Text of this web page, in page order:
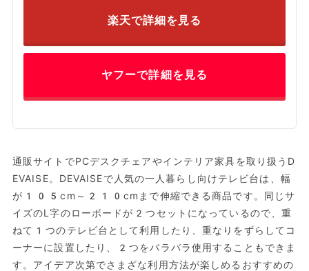
楽天で詳細を見る
ヤフーで詳細を見る
通販サイトでPCデスクチェアやインテリア家具を取り扱うD
EVAISE。DEVAISEで人気の一人暮らし向けテレビ台は、幅
が105cm～210cmまで伸縮できる商品です。同じサ
イズのL字のローボードが2つセットになっているので、重
ねて1つのテレビ台として利用したり、重なりをずらしてコ
ーナーに設置したり、2つをバラバラ使用することもできま
す。アイデア次第でさまざな利用方法が楽しめるおすすめの